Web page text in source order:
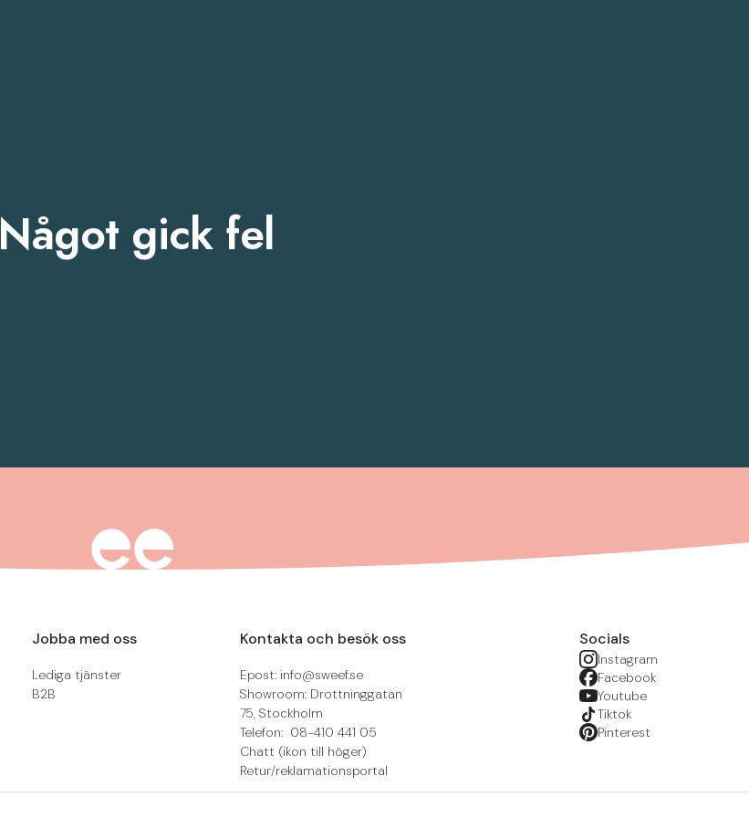
Något gick fel
Jobba med oss
Lediga tjänster
B2B
Kontakta och besök oss
Epost: info@sweef.se
Showroom: Drottninggatan
75, Stockholm
Telefon: 08-410 441 05
Chatt (ikon till höger)
Retur/reklamationsportal
Socials
Instagram
Facebook
Youtube
Tiktok
Pinterest